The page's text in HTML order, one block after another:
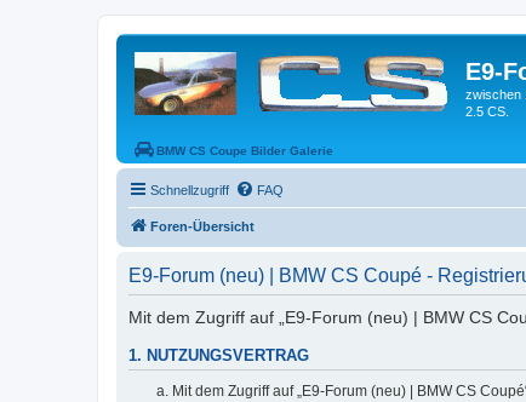
E9-
zwischen
2.5 CS.
BMW CS Coupe Bilder Galerie
Schnellzugriff FAQ
Foren-Übersicht
E9-Forum (neu) | BMW CS Coupé -
Mit dem Zugriff auf „E9-Forum (neu) | BMW CS
1. NUTZUNGSVERTRAG
Mit dem Zugriff auf „E9-Forum (neu) | BMW CS